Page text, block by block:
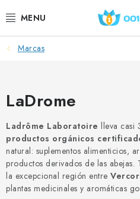
DOPLŇKY STRAVY
PRODUCTOS ALIMENTICIOS
TEMAS
Marcas
LaDrome
Ladrôme Laboratoire lleva casi
productos orgánicos
natural: suplementos alimenticios,
productos derivados de las
la excepcional región entre
plantas medicinales y aromáticas